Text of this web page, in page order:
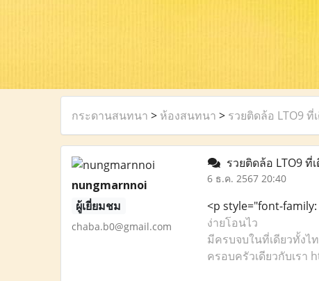
กระดานสนทนา > ห้องสนทนา > รวยติดล้อ LTO9 ที่
nungmarnnoi
ผู้เยี่ยมชม
chaba.b0@gmail.com
รวยติดล้อ LTO9 ที่
6 ธ.ค. 2567 20:40
<p style="font-
ง่ายโอนไว
มีครบจบในที่เดียวทั้งไ
ครอบครัวเดียวกับเรา